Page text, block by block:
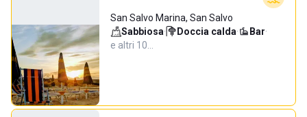
San Salvo Marina, San Salvo
Sabbiosa· Doccia calda· Bar·
e altri 10…